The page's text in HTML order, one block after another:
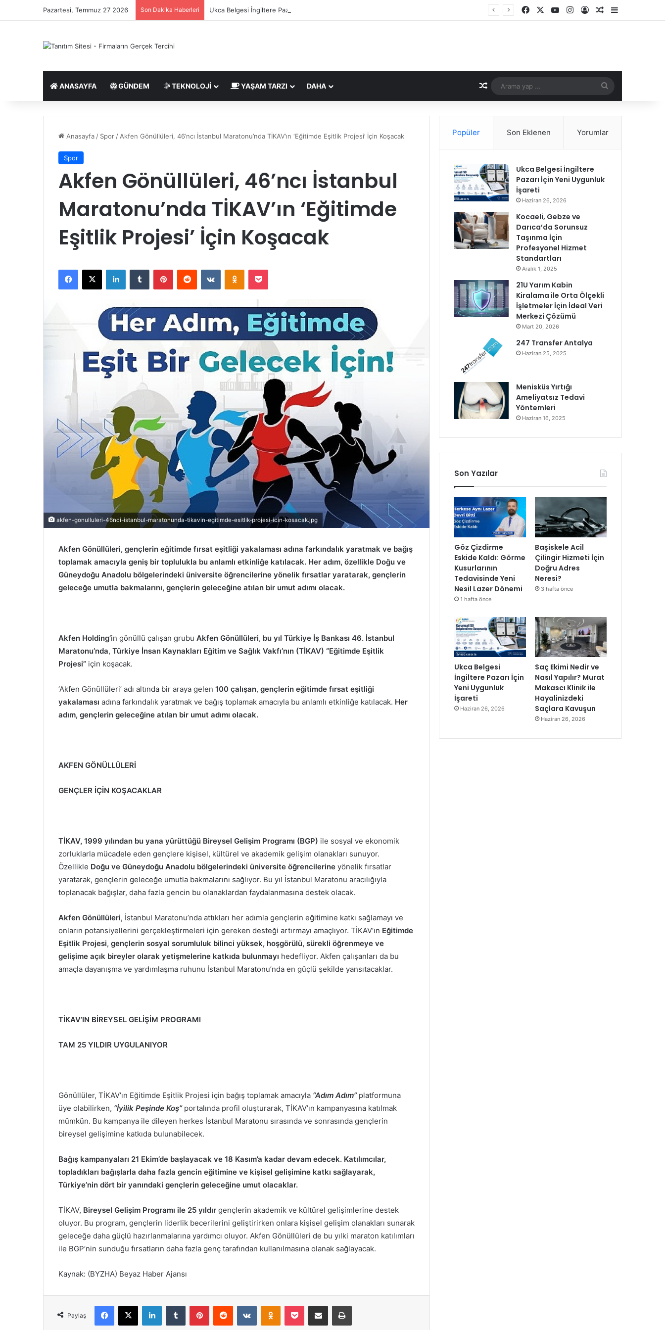
Pazartesi, Temmuz 27 2026 Son Dakika Haberleri Ukca Belgesi İngiltere Pazarı İçin Yeni Uygunluk İşareti Facebook YouTubeInstagramKayıt OlRastgele Makale
ANASAYFA GÜNDEM TEKNOLOJI YAŞAM TARZI DAHA Rastgele Makale
yap
Anasayfa / Spor / Akfen Gönüllüleri, 46’ncı İstanbul Maratonu’nda TİKAV’ın ‘Eğitimde Eşitlik Projesi’ İçin Koşacak
Spor
Akfen Gönüllüleri, 46’ncı İstanbul
Maratonu’nda TİKAV’ın ‘Eğitimde
Eşitlik Projesi’ İçin Koşacak
akfen-gonulluleri-46nci-istanbul-maratonunda-tikavin-egitimde-esitlik-projesi-icin-kosacak.jpg
Akfen Gönüllüleri, gençlerin eğitimde fırsat eşitliği yakalaması adına farkındalık yaratmak ve bağış
toplamak amacıyla geniş bir toplulukla bu anlamlı etkinliğe katılacak. Her adım, özellikle Doğu ve
Güneydoğu Anadolu bölgelerindeki üniversite öğrencilerine yönelik fırsatlar yaratarak, gençlerin
geleceğe umutla bakmalarını, gençlerin geleceğine atılan bir umut adımı olacak.
Akfen Holding’in gönüllü çalışan grubu Akfen Gönüllüleri, bu yıl Türkiye İş Bankası 46. İstanbul
Maratonu’nda, Türkiye İnsan Kaynakları Eğitim ve Sağlık Vakfı’nın (TİKAV) “Eğitimde Eşitlik
Projesi” için koşacak.
‘Akfen Gönüllüleri’ adı altında bir araya gelen 100 çalışan, gençlerin eğitimde fırsat eşitliği
yakalaması adına farkındalık yaratmak ve bağış toplamak amacıyla bu anlamlı etkinliğe katılacak. Her
adım, gençlerin geleceğine atılan bir umut adımı olacak.
AKFEN GÖNÜLLÜLERİ
GENÇLER İÇİN KOŞACAKLAR
TİKAV, 1999 yılından bu yana yürüttüğü Bireysel Gelişim Programı (BGP) ile sosyal ve ekonomik
zorluklarla mücadele eden gençlere kişisel, kültürel ve akademik gelişim olanakları sunuyor.
Özellikle Doğu ve Güneydoğu Anadolu bölgelerindeki üniversite öğrencilerine yönelik fırsatlar
yaratarak, gençlerin geleceğe umutla bakmalarını sağlıyor. Bu yıl İstanbul Maratonu aracılığıyla
toplanacak bağışlar, daha fazla gencin bu olanaklardan faydalanmasına destek olacak.
Akfen Gönüllüleri, İstanbul Maratonu’nda attıkları her adımla gençlerin eğitimine katkı sağlamayı ve
onların potansiyellerini gerçekleştirmeleri için gereken desteği artırmayı amaçlıyor. TİKAV’ın Eğitimde
Eşitlik Projesi, gençlerin sosyal sorumluluk bilinci yüksek, hoşgörülü, sürekli öğrenmeye ve
gelişime açık bireyler olarak yetişmelerine katkıda bulunmayı hedefliyor. Akfen çalışanları da bu
amaçla dayanışma ve yardımlaşma ruhunu İstanbul Maratonu’nda en güçlü şekilde yansıtacaklar.
TİKAV’IN BİREYSEL GELİŞİM PROGRAMI
TAM 25 YILDIR UYGULANIYOR
Gönüllüler, TİKAV’ın Eğitimde Eşitlik Projesi için bağış toplamak amacıyla “Adım Adım”platformuna
üye olabilirken, “İyilik Peşinde Koş”portalında profil oluşturarak, TİKAV’ın kampanyasına katılmak
mümkün. Bu kampanya ile dileyen herkes İstanbul Maratonu sırasında ve sonrasında gençlerin
bireysel gelişimine katkıda bulunabilecek.
Bağış kampanyaları 21 Ekim’de başlayacak ve 18 Kasım’a kadar devam edecek. Katılımcılar,
topladıkları bağışlarla daha fazla gencin eğitimine ve kişisel gelişimine katkı sağlayarak,
Türkiye’nin dört bir yanındaki gençlerin geleceğine umut olacaklar.
TİKAV, Bireysel Gelişim Programı ile 25 yıldır gençlerin akademik ve kültürel gelişimlerine destek
oluyor. Bu program, gençlerin liderlik becerilerini geliştirirken onlara kişisel gelişim olanakları sunarak
geleceğe daha güçlü hazırlanmalarına yardımcı oluyor. Akfen Gönüllüleri de bu yılki maraton katılımları
ile BGP’nin sunduğu fırsatların daha fazla genç tarafından kullanılmasına olanak sağlayacak.
Kaynak: (BYZHA) Beyaz Haber Ajansı
Paylaş
Popüler Son Eklenen Yorumlar
Ukca Belgesi İngiltere
Pazarı İçin Yeni Uygunluk
İşareti
Haziran 26, 2026
Kocaeli, Gebze ve
Darıca’da Sorunsuz
Taşınma İçin
Profesyonel Hizmet
Standartları
Aralık 1, 2025
21U Yarım Kabin
Kiralama ile Orta Ölçekli
İşletmeler İçin İdeal Veri
Merkezi Çözümü
Mart 20, 2026
247 Transfer Antalya
Haziran 25, 2025
Menisküs Yırtığı
Ameliyatsız Tedavi
Yöntemleri
Haziran 16, 2025
Son Yazılar
Göz Çizdirme
Eskide Kaldı: Görme
Kusurlarının
Tedavisinde Yeni
Nesil Lazer Dönemi
1 hafta önce
Başiskele Acil
Çilingir Hizmeti İçin
Doğru Adres
Neresi?
3 hafta önce
Ukca Belgesi
İngiltere Pazarı İçin
Yeni Uygunluk
İşareti
Haziran 26, 2026
Saç Ekimi Nedir ve
Nasıl Yapılır? Murat
Makascı Klinik ile
Hayalinizdeki
Saçlara Kavuşun
Haziran 26, 2026